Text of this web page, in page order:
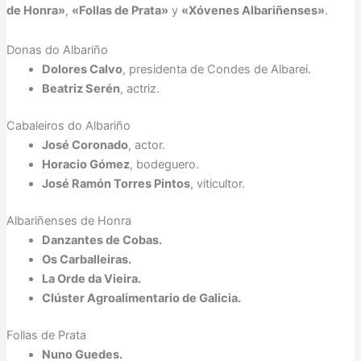
Albariño
de Honra», «Follas de Prata» y «Xóvenes Albariñenses».
Donas do Albariño
Dolores Calvo, presidenta de Condes de Albarei.
Beatriz Serén, actriz.
Cabaleiros do Albariño
José Coronado, actor.
Horacio Gómez, bodeguero.
José Ramón Torres Pintos, viticultor.
Albariñenses de Honra
Danzantes de Cobas.
Os Carballeiras.
La Orde da Vieira.
Clúster Agroalimentario de Galicia.
Follas de Prata
Nuno Guedes.